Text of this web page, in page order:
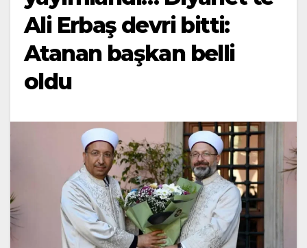
Ali Erbaş devri bitti:
Atanan başkan belli
oldu